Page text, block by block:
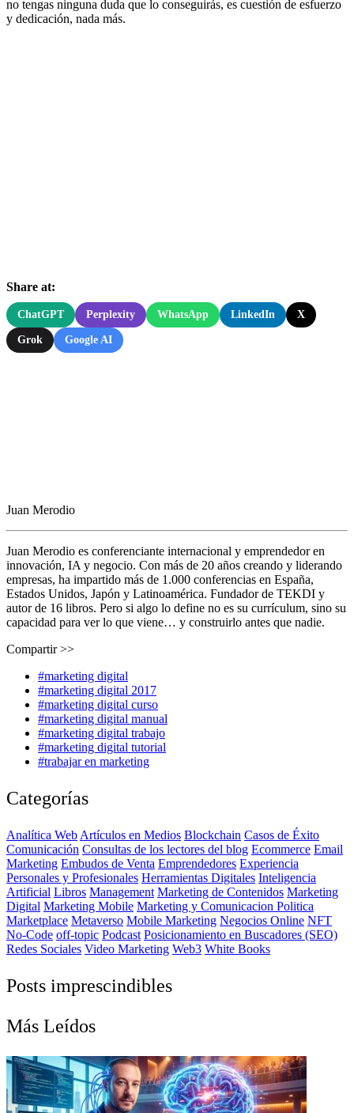
no tengas ninguna duda que lo conseguirás, es cuestión de esfuerzo
y dedicación, nada más.
Share at:
ChatGPT Perplexity WhatsApp LinkedIn X
Grok Google AI
Juan Merodio
Juan Merodio es conferenciante internacional y emprendedor en
innovación, IA y negocio. Con más de 20 años creando y liderando
empresas, ha impartido más de 1.000 conferencias en España,
Estados Unidos, Japón y Latinoamérica. Fundador de TEKDI y
autor de 16 libros. Pero si algo lo define no es su currículum, sino su
capacidad para ver lo que viene… y construirlo antes que nadie.
Compartir >>
#marketing digital
#marketing digital 2017
#marketing digital curso
#marketing digital manual
#marketing digital trabajo
#marketing digital tutorial
#trabajar en marketing
Categorías
Analítica Web Artículos en Medios Blockchain Casos de Éxito
Comunicación Consultas de los lectores del blog Ecommerce Email
Marketing Embudos de Venta Emprendedores Experiencia
Personales y Profesionales Herramientas Digitales Inteligencia
Artificial Libros Management Marketing de Contenidos Marketing
Digital Marketing Mobile Marketing y Comunicacion Politica
Marketplace Metaverso Mobile Marketing Negocios Online NFT
No-Code off-topic Podcast Posicionamiento en Buscadores (SEO)
Redes Sociales Video Marketing Web3 White Books
Posts imprescindibles
Más Leídos